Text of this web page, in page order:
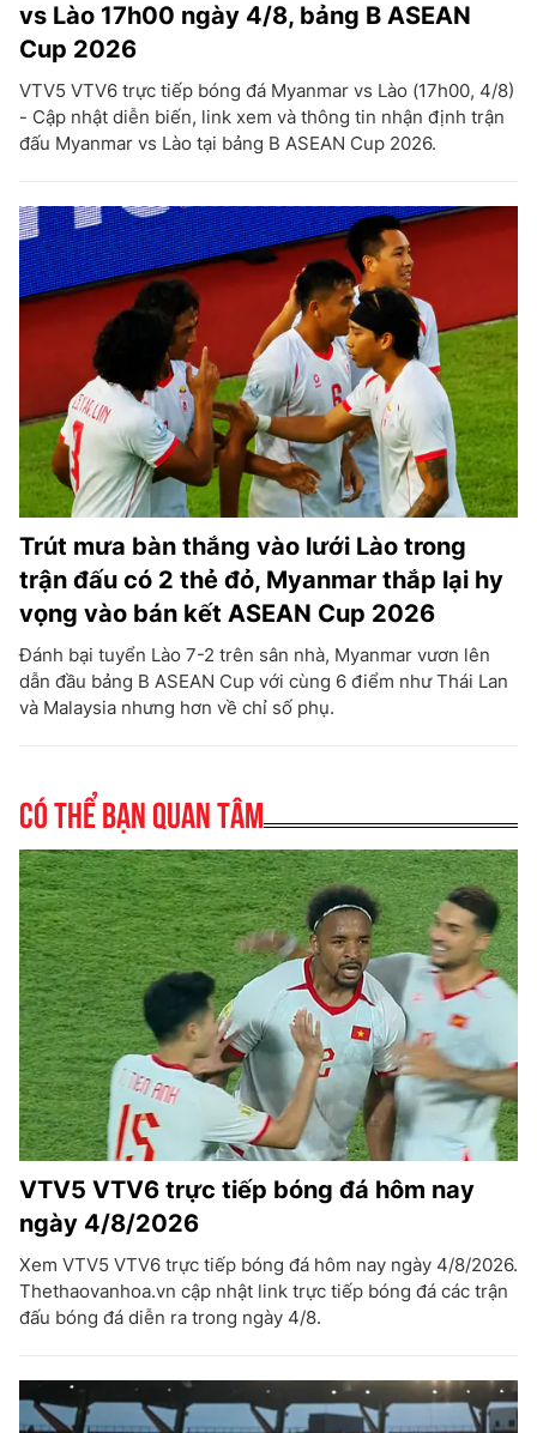
vs Lào 17h00 ngày 4/8, bảng B ASEAN
Cup 2026
VTV5 VTV6 trực tiếp bóng đá Myanmar vs Lào (17h00, 4/8)
- Cập nhật diễn biến, link xem và thông tin nhận định trận
đấu Myanmar vs Lào tại bảng B ASEAN Cup 2026.
Trút mưa bàn thắng vào lưới Lào trong
trận đấu có 2 thẻ đỏ, Myanmar thắp lại hy
vọng vào bán kết ASEAN Cup 2026
Đánh bại tuyển Lào 7-2 trên sân nhà, Myanmar vươn lên
dẫn đầu bảng B ASEAN Cup với cùng 6 điểm như Thái Lan
và Malaysia nhưng hơn về chỉ số phụ.
Có thể bạn quan tâm
VTV5 VTV6 trực tiếp bóng đá hôm nay
ngày 4/8/2026
Xem VTV5 VTV6 trực tiếp bóng đá hôm nay ngày 4/8/2026.
Thethaovanhoa.vn cập nhật link trực tiếp bóng đá các trận
đấu bóng đá diễn ra trong ngày 4/8.